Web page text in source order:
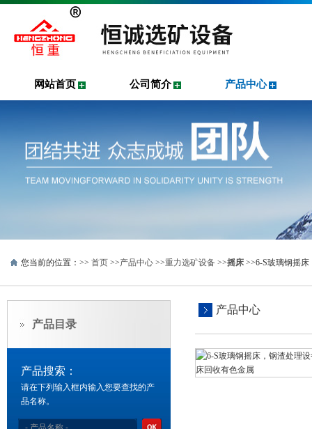
网站首页 公司简介 产品中心
您当前的位置：>> 首页 >>产品中心 >>重力选矿设备 >>摇床 >>6-S玻璃钢摇
产品目录
产品搜索：
请在下列输入框内输入您要查找的产
品名称。
产品中心